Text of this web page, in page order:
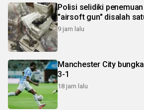
Polisi selidiki
"airsoft gun" disalah
9 jam lalu
Manchester City
3-1
18 jam lalu